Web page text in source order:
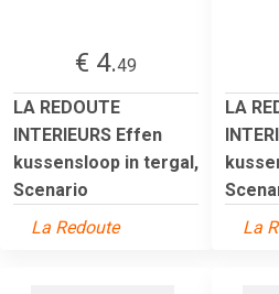
€ 4.49
LA REDOUTE
INTERIEURS Effen
kussensloop in tergal,
Scenario
La Redoute
LA
La